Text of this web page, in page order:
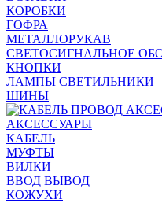
КОРОБКИ
ГОФРА
МЕТАЛЛОРУКАВ
СВЕТОСИГНАЛЬНОЕ
КНОПКИ
ЛАМПЫ СВЕТИЛЬНИКИ
ШИНЫ
АКСЕССУАРЫ
КАБЕЛЬ
МУФТЫ
ВИЛКИ
ВВОД ВЫВОД
КОЖУХИ